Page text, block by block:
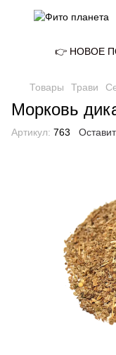
👉 НОВОЕ
Товары Трави
Морковь
Артикул: 763